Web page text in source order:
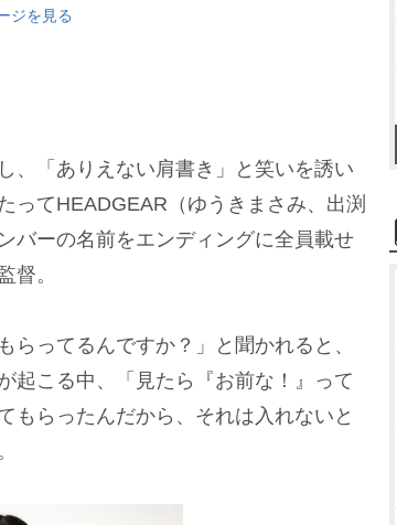
ジを見る
「ありえない肩書き」と笑いを誘い
ってHEADGEAR（ゆうきまさみ、出渕
バーの名前をエンディングに全員載せ
督。
ってるんですか？」と聞かれると、
起こる中、「見たら『お前な！』って
もらったんだから、それは入れないと